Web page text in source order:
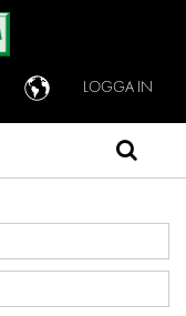
LOGGA IN